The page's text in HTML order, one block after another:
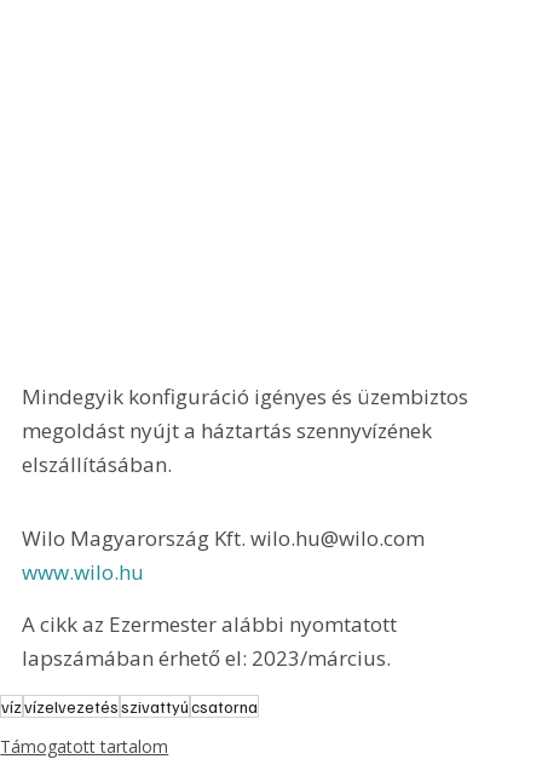
Mindegyik konfiguráció igényes és üzembiztos
megoldást nyújt a háztartás szennyvízének
elszállításában.
Wilo Magyarország Kft. wilo.hu@wilo.com
www.wilo.hu
A cikk az Ezermester alábbi nyomtatott
lapszámában érhető el: 2023/március.
vízvízelvezetésszivattyúcsatorna
Támogatott tartalom